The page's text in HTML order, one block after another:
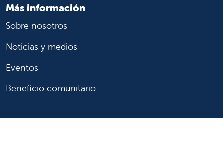
Más información
Sobre nosotros
Noticias y medios
Eventos
Beneficio comunitario
Para pacientes